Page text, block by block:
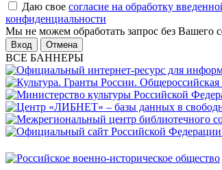
Даю свое согласие на обработку
конфиденциальности
Мы не можем обработать запрос без Вашего
Отмена
ВСЕ БАННЕРЫ